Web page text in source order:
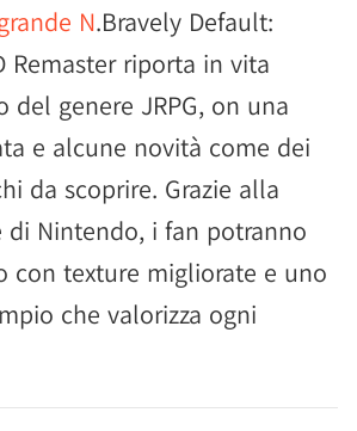
N.Bravely Default:
Remaster riporta in vita
del genere JRPG, on una
e alcune novità come dei
da scoprire. Grazie alla
di Nintendo, i fan potranno
con texture migliorate e uno
che valorizza ogni